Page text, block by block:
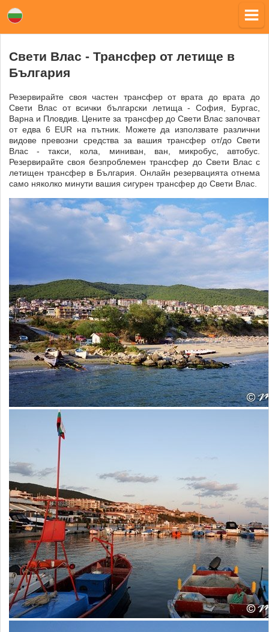
Свети Влас - Трансфер от летище в
България
Резервирайте своя частен трансфер от врата до врата до
Свети Влас от всички български летища - София, Бургас,
Варна и Пловдив. Цените за трансфер до Свети Влас започват
от едва 6 EUR на пътник. Можете да използвате различни
видове превозни средства за вашия трансфер от/до Свети
Влас - такси, кола, миниван, ван, микробус, автобус.
Резервирайте своя безпроблемен трансфер до Свети Влас с
летищен трансфер в България. Онлайн резервацията отнема
само няколко минути вашия сигурен трансфер до Свети Влас.